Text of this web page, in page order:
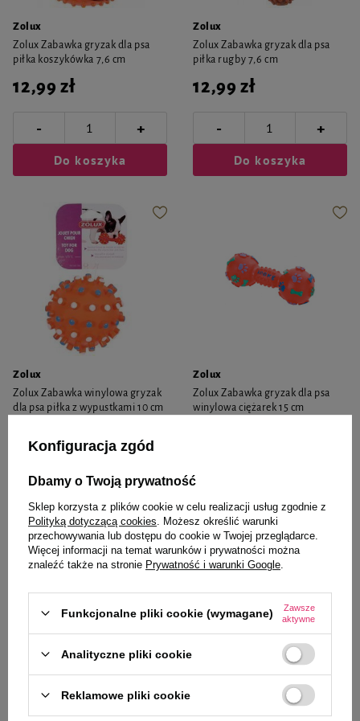
Zolux
Zolux Zabawka gryzak dla psa
piłka koszykówka 7,6 cm
12,99 zł
- +
Do koszyka
Zolux
Zolux Zabawka gryzak dla psa
piłka rugby 7,6 cm
12,99 zł
- +
Do koszyka
Zolux
Zolux Zabawka winylowa gryzak
dla psa piłka z wypustkami 10 cm
- +
Do koszyka
Zolux
Zolux Zabawka gryzak dla psa
winylowa ciężarek 15 cm
Do koszyka
Konfiguracja zgód
Dbamy o Twoją prywatność
Sklep korzysta z plików cookie w celu realizacji usług zgodnie z
Polityką dotyczącą cookies . Możesz określić warunki
przechowywania lub dostępu do cookie w Twojej przeglądarce.
Więcej informacji na temat warunków i prywatności można
znaleźć także na stronie Prywatność i warunki Google
Funkcjonalne pliki cookie (wymagane)
Zawsze
aktywne
Analityczne pliki cookie
Reklamowe pliki cookie